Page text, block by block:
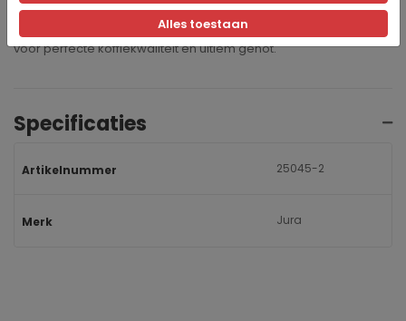
Met één druk op de knop een hygiënisch schone volautomaat
voor perfecte koffiekwaliteit en ultiem genot.
Specificaties
Artikelnummer 25045-2
Merk Jura
Alles toestaan